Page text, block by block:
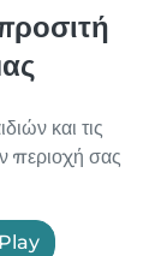
και τις
περιοχή σας